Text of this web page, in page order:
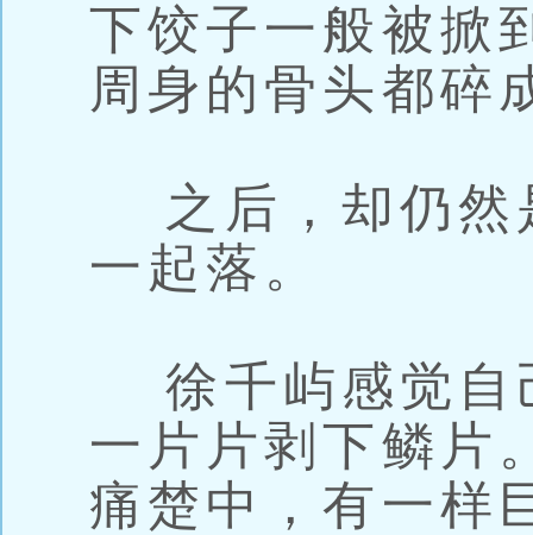
下饺子一般被掀
周身的骨头都碎
之后，却仍然
一起落。
徐千屿感觉自
一片片剥下鳞片
痛楚中，有一样